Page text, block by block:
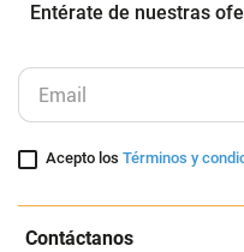
Entérate de nuestras
Acepto losTérminos y
Contáctanos